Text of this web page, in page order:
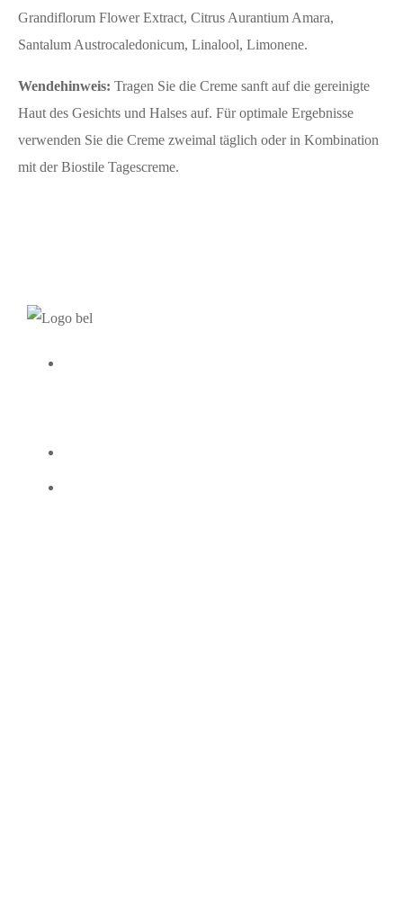
Grandiflorum Flower Extract, Citrus Aurantium Amara,
Santalum Austrocaledonicum, Linalool, Limonene.
Wendehinweis: Tragen Sie die Creme sanft auf die gereinigte
Haut des Gesichts und Halses auf. Für optimale Ergebnisse
verwenden Sie die Creme zweimal täglich oder in Kombination
mit der Biostile Tagescreme.